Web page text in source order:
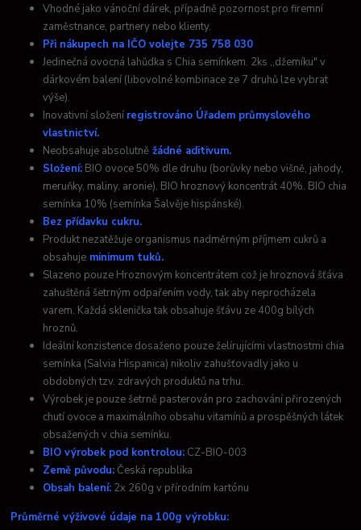
Vhodné jako vánoční dárek, případně pozornost pro firemní
zaměstnance, partnery nebo klienty.
Při nákupech na IČO volejte 735 758 030
Jedinečná ovocná lahůdka s Chia semínkem. 2ks ,,džemíku" v
dárkovém balení (libovolné kombinace ze 7 druhů lze vybrat
výše).
Inovativní složení registrováno Úřadem průmyslového
vlastnictví.
Neobsahuje absolutně žádné aditivum.
Složení: BIO ovoce 50% dle druhu (borůvky nebo višně, jahody,
meruňky, maliny, aronie), BIO hroznový koncentrát 40%, BIO chia
semínka 10% (semínka Šalvěje hispánské).
Bez přídavku cukru.
Produkt nezatěžuje organismus nadměrným příjmem cukrů a
obsahuje minimum tuků.
Slazeno pouze Hroznovým koncentrátem což je hroznová šťáva
zahuštěná šetrným odpařením vody, tak aby neprocházela
varem. Každá sklenička tak obsahuje šťávu ze 400g bílých
hroznů.
Ideální konzistence dosaženo pouze želírujícími vlastnostmi chia
semínka (Salvia Hispanica) nikoliv zahušťovadly jako u
obdobných tzv. zdravých produktů na trhu.
Výrobek je pouze šetrně pasterován pro zachování přirozených
chutí ovoce a maximálního obsahu vitamínů a prospěšných látek
obsažených v chia semínku.
BIO výrobek pod kontrolou: CZ-BIO-003
Země původu: Česká republika
Obsah balení: 2x 260g v přírodním kartónu
Průměrné výživové údaje na 100g výrobku: